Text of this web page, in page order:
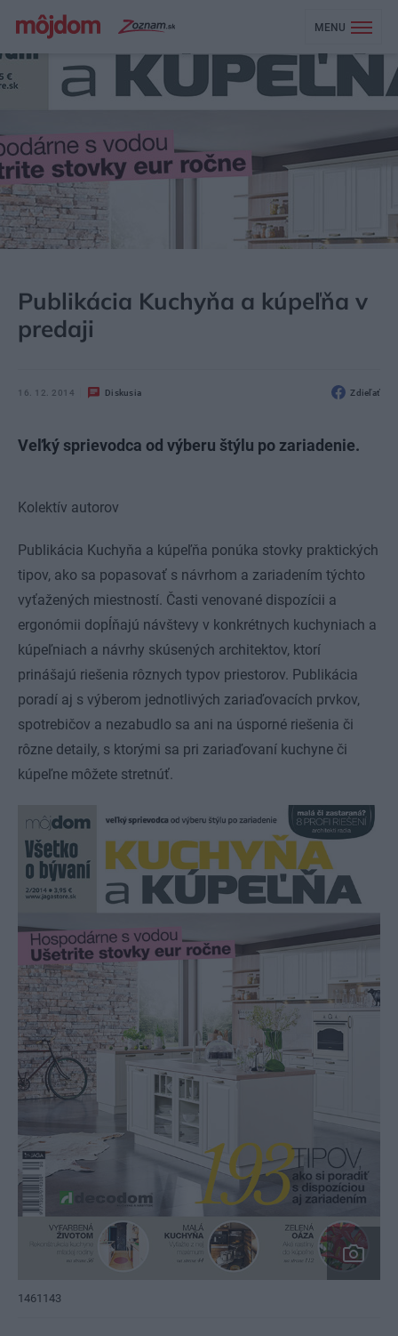
MENU
Publikácia Kuchyňa a kúpeľňa v
predaji
16. 12. 2014 Diskusia Zdieľať
Veľký sprievodca od výberu štýlu po zariadenie.
Kolektív autorov
Publikácia Kuchyňa a kúpeľňa ponúka stovky praktických
tipov, ako sa popasovať s návrhom a zariadením týchto
vyťažených miestností. Časti venované dispozícii a
ergonómii dopĺňajú návštevy v konkrétnych kuchyniach a
kúpeľniach a návrhy skúsených architektov, ktorí
prinášajú riešenia rôznych typov priestorov. Publikácia
poradí aj s výberom jednotlivých zariaďovacích prvkov,
spotrebičov a nezabudlo sa ani na úsporné riešenia či
rôzne detaily, s ktorými sa pri zariaďovaní kuchyne či
kúpeľne môžete stretnúť.
1461143